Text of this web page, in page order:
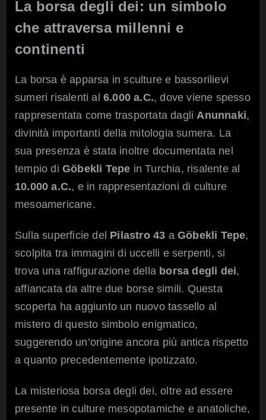
La borsa degli dei: un simbolo
che attraversa millenni e
continenti
La borsa è apparsa in sculture e bassorilievi
sumeri risalenti al 6.000 a.C., dove viene spesso
rappresentata come trasportata dagliAnunnaki,
divinità importanti della mitologia sumera. La
sua presenza è stata inoltre documentata nel
tempio di Göbekli Tepe in Turchia, risalente al
10.000 a.C., e in rappresentazioni di culture
mesoamericane.
Sulla superficie del Pilastro 43 aGöbekli Tepe,
scolpita tra immagini di uccelli e serpenti, si
trova una raffigurazione della borsa degli dei,
affiancata da altre due borse simili. Questa
scoperta ha aggiunto un nuovo tassello al
mistero di questo simbolo enigmatico,
suggerendo un’origine ancora più antica rispetto
a quanto precedentemente ipotizzato.
La misteriosa borsa degli dei, oltre ad essere
presente in culture mesopotamiche e anatoliche,